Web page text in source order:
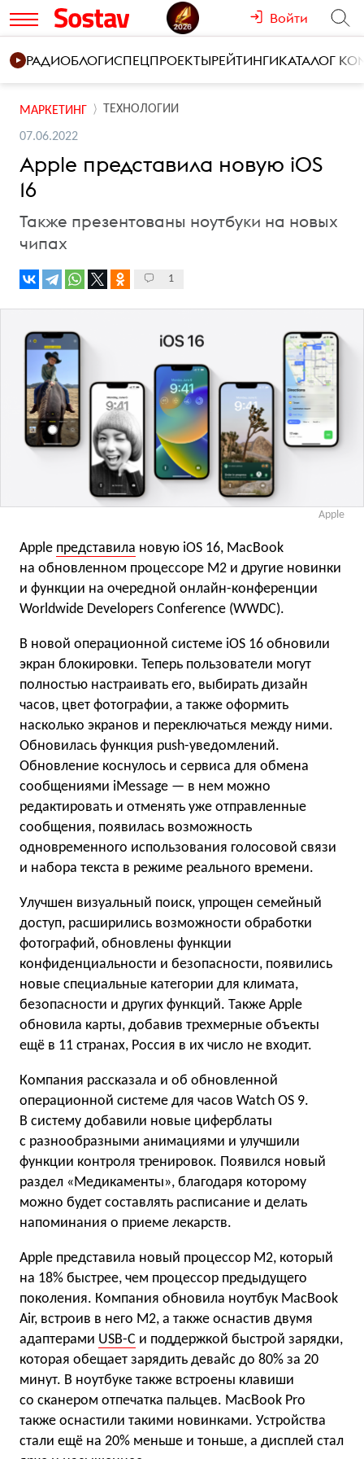
Войти
РАДИОБЛОГИСПЕЦПРОЕКТЫРЕЙТИНГИКАТАЛОГ
МАРКЕТИНГ ТЕХНОЛОГИИ
07.06.2022
Apple представила новую iOS
16
Также презентованы ноутбуки на новых
чипах
1
Apple
Apple представила новую iOS 16, MacBook
на обновленном процессоре M2 и другие новинки
и функции на очередной онлайн-конференции
Worldwide Developers Conference (WWDC).
В новой операционной системе iOS 16 обновили
экран блокировки. Теперь пользователи могут
полностью настраивать его, выбирать дизайн
часов, цвет фотографии, а также оформить
насколько экранов и переключаться между ними.
Обновилась функция push-уведомлений.
Обновление коснулось и сервиса для обмена
сообщениями iMessage — в нем можно
редактировать и отменять уже отправленные
сообщения, появилась возможность
одновременного использования голосовой связи
и набора текста в режиме реального времени.
Улучшен визуальный поиск, упрощен семейный
доступ, расширились возможности обработки
фотографий, обновлены функции
конфиденциальности и безопасности, появились
новые специальные категории для климата,
безопасности и других функций. Также Apple
обновила карты, добавив трехмерные объекты
ещё в 11 странах, Россия в их число не входит.
Компания рассказала и об обновленной
операционной системе для часов Watch OS 9.
В систему добавили новые циферблаты
с разнообразными анимациями и улучшили
функции контроля тренировок. Появился новый
раздел «Медикаменты», благодаря которому
можно будет составлять расписание и делать
напоминания о приеме лекарств.
Apple представила новый процессор M2, который
на 18% быстрее, чем процессор предыдущего
поколения. Компания обновила ноутбук MacBook
Air, встроив в него M2, а также оснастив двумя
адаптерами USB-С и поддержкой быстрой зарядки,
которая обещает зарядить девайс до 80% за 20
минут. В ноутбуке также встроены клавиши
со сканером отпечатка пальцев. MacBook Pro
также оснастили такими новинками. Устройства
стали ещё на 20% меньше и тоньше, а дисплей стал